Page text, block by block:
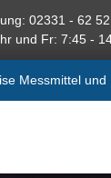
02331 - 62
und Fr: 7:45 -
Messmittel und